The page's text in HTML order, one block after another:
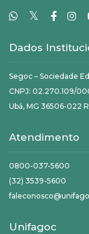
𝕏
Dados
Segoc – Sociedade
CNPJ: 02.270.109/
Ubá, MG 36506-022
Atendimento
0800-037-5600
(32) 3539-5600
Unifagoc